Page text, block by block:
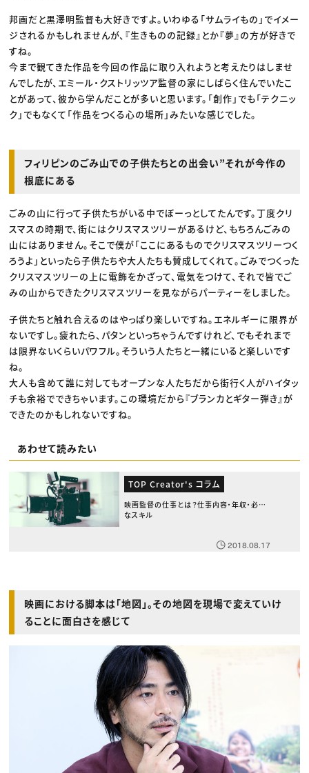
邦画だと黒澤明監督も大好きですよ。いわゆる「サムライもの」でイメー
ジされるかもしれませんが、『生きものの記録』とか『夢』の方が好きで
すね。
今まで観てきた作品を今回の作品に取り入れようと考えたりはしませ
んでしたが、エミール・クストリッツア監督の家にしばらく住んでいたこ
とがあって、彼から学んだことが多いと思います。「創作」でも「テクニッ
ク」でもなくて「作品をつくる心の場所」みたいな感じでした。
フィリピンのごみ山での子供たちとの出会い”それが今作の
根底にある
ごみの山に行って子供たちがいる中でぼーっとしてたんです。丁度クリ
スマスの時期で、街にはクリスマスツリーがあるけど、もちろんごみの
山にはありません。そこで僕が「ここにあるものでクリスマスツリーつく
ろうよ」といったら子供たちや大人たちも賛成してくれて。ごみでつくった
クリスマスツリーの上に電飾をかざって、電気をつけて、それで皆でご
みの山からできたクリスマスツリーを見ながらパーティーをしました。
子供たちと触れ合えるのはやっぱり楽しいですね。エネルギーに限界が
ないですし。疲れたら、パタンといっちゃうんですけれど、でもそれまで
は限界ないくらいパワフル。そういう人たちと一緒にいると楽しいです
ね。
大人も含めて誰に対してもオープンな人たちだから街行く人がハイタッ
チも余裕でできちゃいます。この環境だから『ブランカとギター弾き』が
できたのかもしれないですね。
あわせて読みたい
TOP Creator's コラム
映画監督の仕事とは？仕事内容・年収・必要
なスキル
2018.08.17
映画における脚本は「地図」。その地図を現場で変えていけ
ることに面白さを感じて